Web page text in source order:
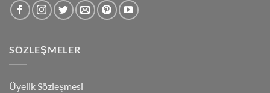
SÖZLEŞMELER
Üyelik Sözleşmesi